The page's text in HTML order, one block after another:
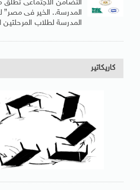
التضامن الاجتماعى تطلق
المدرسة.. الخير فى مصر”
المدرسة لطلاب المرحلتين
كاريكاتير